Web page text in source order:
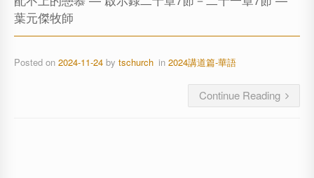
葉元傑牧師
Posted on 2024-11-24 by tschurch in2024講道篇-華語
Continue Reading